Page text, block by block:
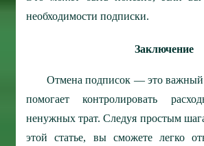
необходимости подписки.
Заключение
Отмена подписок — это
помогает контролировать
ненужных трат. Следуя простым
этой статье, вы сможете легко